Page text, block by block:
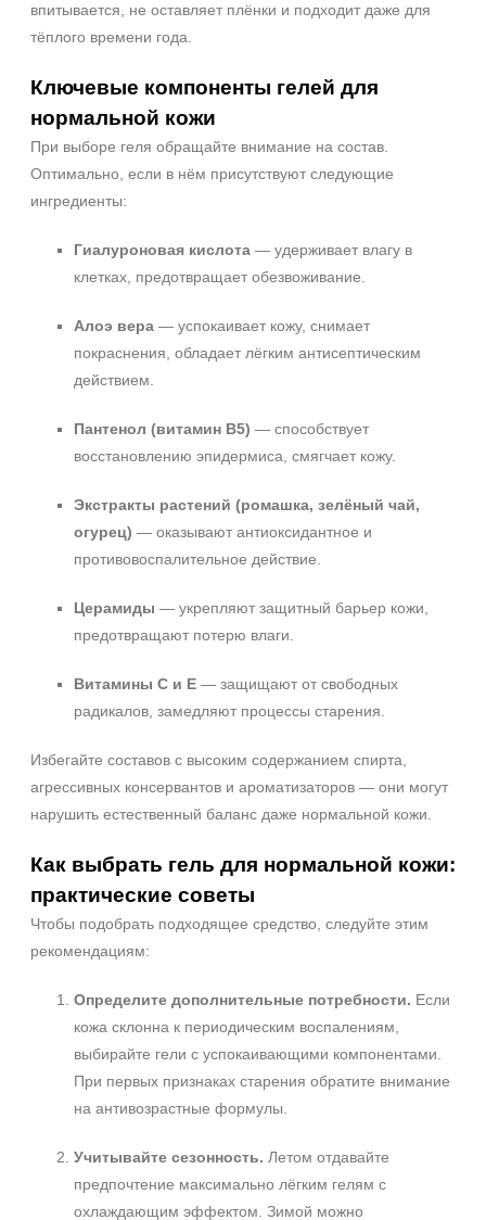
Область применения
Губы
Декольте
Показать еще
100 мл
120 мл
Ингредиенты
Алоэ
Аминокислоты
Время применения
Вечер
Процедура
Демакияж
Пилинг
впитывается, не оставляет плёнки и подходит даже для
тёплого времени года.
Ключевые компоненты гелей для
нормальной кожи
При выборе геля обращайте внимание на состав.
Оптимально, если в нём присутствуют следующие
ингредиенты:
Гиалуроновая кислота — удерживает влагу в
клетках, предотвращает обезвоживание.
Алоэ вера — успокаивает кожу, снимает
покраснения, обладает лёгким антисептическим
действием.
Пантенол (витамин B5) — способствует
восстановлению эпидермиса, смягчает кожу.
Экстракты растений (ромашка, зелёный чай,
огурец) — оказывают антиоксидантное и
противовоспалительное действие.
Церамиды — укрепляют защитный барьер кожи,
предотвращают потерю влаги.
Витамины C и E — защищают от свободных
радикалов, замедляют процессы старения.
Избегайте составов с высоким содержанием спирта,
агрессивных консервантов и ароматизаторов — они могут
нарушить естественный баланс даже нормальной кожи.
Как выбрать гель для нормальной кожи:
практические советы
Чтобы подобрать подходящее средство, следуйте этим
рекомендациям:
Определите дополнительные потребности. Если
кожа склонна к периодическим воспалениям,
выбирайте гели с успокаивающими компонентами.
При первых признаках старения обратите внимание
на антивозрастные формулы.
Учитывайте сезонность. Летом отдавайте
предпочтение максимально лёгким гелям с
охлаждающим эффектом. Зимой можно